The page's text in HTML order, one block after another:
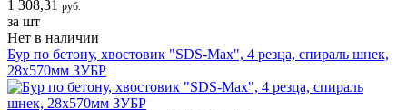
1 308,31 руб.
за шт
Нет в наличии
Бур по бетону, хвостовик "SDS-Max", 4 резца, спираль шнек,
28x570мм ЗУБР